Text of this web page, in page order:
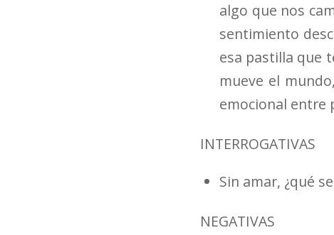
algo que nos
sentimiento
esa pastilla que
mueve el
emocional entre
INTERROGATIVAS
Sin amar, ¿qué
NEGATIVAS